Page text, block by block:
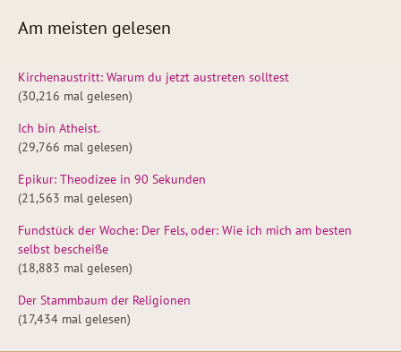
Am meisten gelesen
Kirchenaustritt: Warum du jetzt austreten solltest
(30,216 mal gelesen)
Ich bin Atheist.
(29,766 mal gelesen)
Epikur: Theodizee in 90 Sekunden
(21,563 mal gelesen)
Fundstück der Woche: Der Fels, oder: Wie ich mich am besten
selbst bescheiße
(18,883 mal gelesen)
Der Stammbaum der Religionen
(17,434 mal gelesen)